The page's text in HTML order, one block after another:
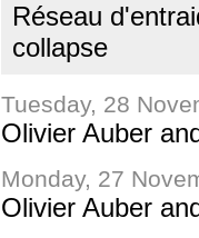
Réseau
collapse
Tuesday, 28
Olivier Auber
Monday, 27
Olivier Auber